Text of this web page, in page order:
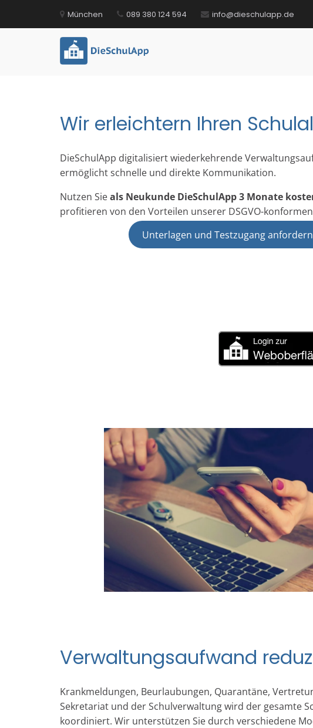
springen
München 089 380 124 594 info@dieschulapp.de
Wir erleichtern Ihren
DieSchulApp digitalisiert wiederkehrende
ermöglicht schnelle und direkte Kommunikation.
Nutzen Sieals Neukunde DieSchulApp 3 Monate
profitieren von den Vorteilen unserer DSGVO-
Unterlagen und Testzugang anfordern
Verwaltungsaufwand
Krankmeldungen, Beurlaubungen, Quarantäne,
Sekretariat und der Schulverwaltung wird der gesamte
koordiniert. Wir unterstützen Sie durch verschiedene